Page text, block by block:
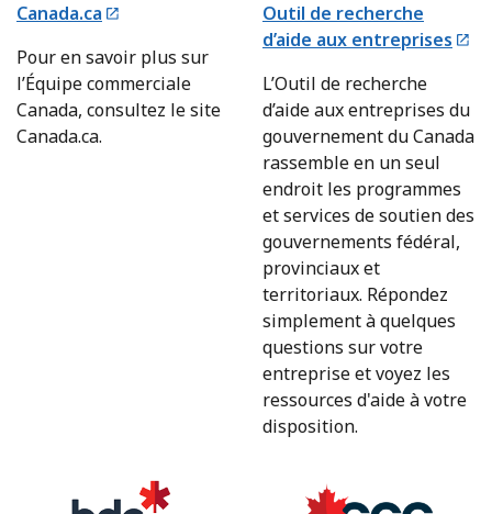
Canada.ca
Pour en savoir plus sur
l’Équipe commerciale
Canada, consultez le site
Canada.ca.
Outil de recherche
d’aide aux entreprises
L’Outil de recherche
d’aide aux entreprises du
gouvernement du Canada
rassemble en un seul
endroit les programmes
et services de soutien des
gouvernements fédéral,
provinciaux et
territoriaux. Répondez
simplement à quelques
questions sur votre
entreprise et voyez les
ressources d'aide à votre
disposition.